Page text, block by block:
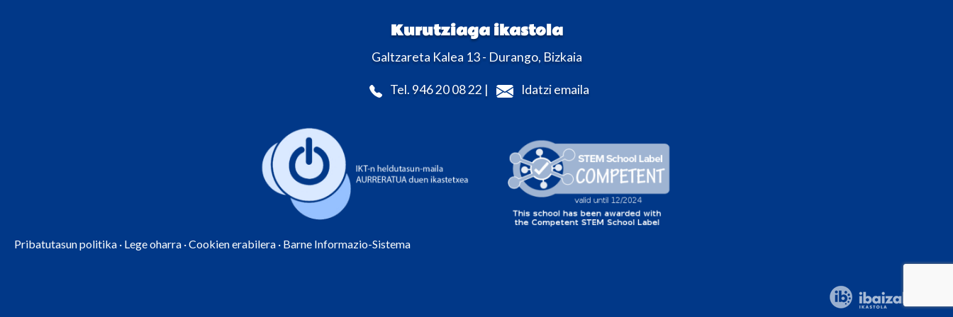
Kurutziaga ikastola
Galtzareta Kalea 13 - Durango, Bizkaia
Tel. 946 20 08 22 | Idatzi emaila
Pribatutasun politika · Lege oharra ·Cookien erabilera · Barne Informazio-Sistema